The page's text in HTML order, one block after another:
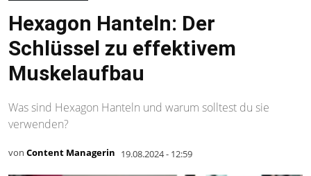
Hexagon Hanteln: Der
Schlüssel zu effektivem
Muskelaufbau
Was sind Hexagon Hanteln und warum solltest du sie
verwenden?
von Content Managerin 19.08.2024 - 12:59